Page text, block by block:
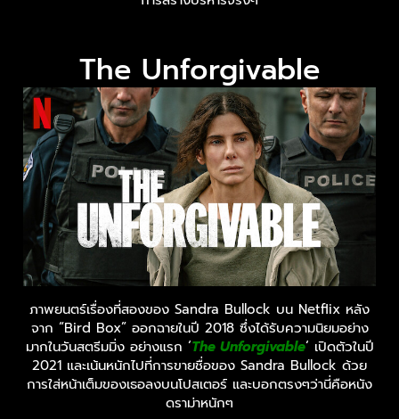
The Unforgivable
ภาพยนตร์เรื่องที่สองของ Sandra Bullock บน Netflix หลัง
จาก “Bird Box” ออกฉายในปี 2018 ซึ่งได้รับความนิยมอย่าง
มากในวันสตรีมมิ่ง อย่างแรก ‘The Unforgivable‘ เปิดตัวในปี
2021 และเน้นหนักไปที่การขายชื่อของ Sandra Bullock ด้วย
การใส่หน้าเต็มของเธอลงบนโปสเตอร์ และบอกตรงๆว่านี่คือหนัง
ดราม่าหนักๆ